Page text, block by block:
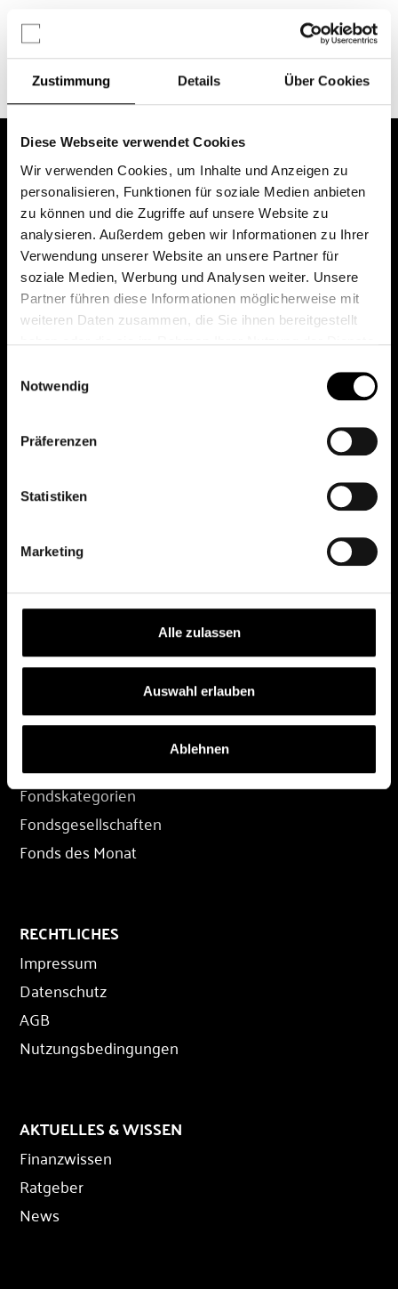
Zustimmung Details Über Cookies
Diese Webseite verwendet Cookies
Wir verwenden Cookies, um Inhalte und Anzeigen zu
personalisieren, Funktionen für soziale Medien anbieten
zu können und die Zugriffe auf unsere Website zu
analysieren. Außerdem geben wir Informationen zu Ihrer
Verwendung unserer Website an unsere Partner für
soziale Medien, Werbung und Analysen weiter. Unsere
Partner führen diese Informationen möglicherweise mit
weiteren Daten zusammen, die Sie ihnen bereitgestellt
Notwendig
Präferenzen
Statistiken
Marketing
Alle zulassen
Auswahl erlauben
Ablehnen
Chancen & Risiken
Das erste Depot in Österreich mit 0€ Kontoführung,
0€ Ausgabeaufschlag und 0€ Depotgebühren bei
© 2026 FondsDepot AT
DEPOT
Depot übertragen
Depot-Login
FONDS
Fondssuche
Fondskategorien
Fondsgesellschaften
Fonds des Monat
RECHTLICHES
Impressum
Datenschutz
AGB
Nutzungsbedingungen
AKTUELLES & WISSEN
Finanzwissen
Ratgeber
News